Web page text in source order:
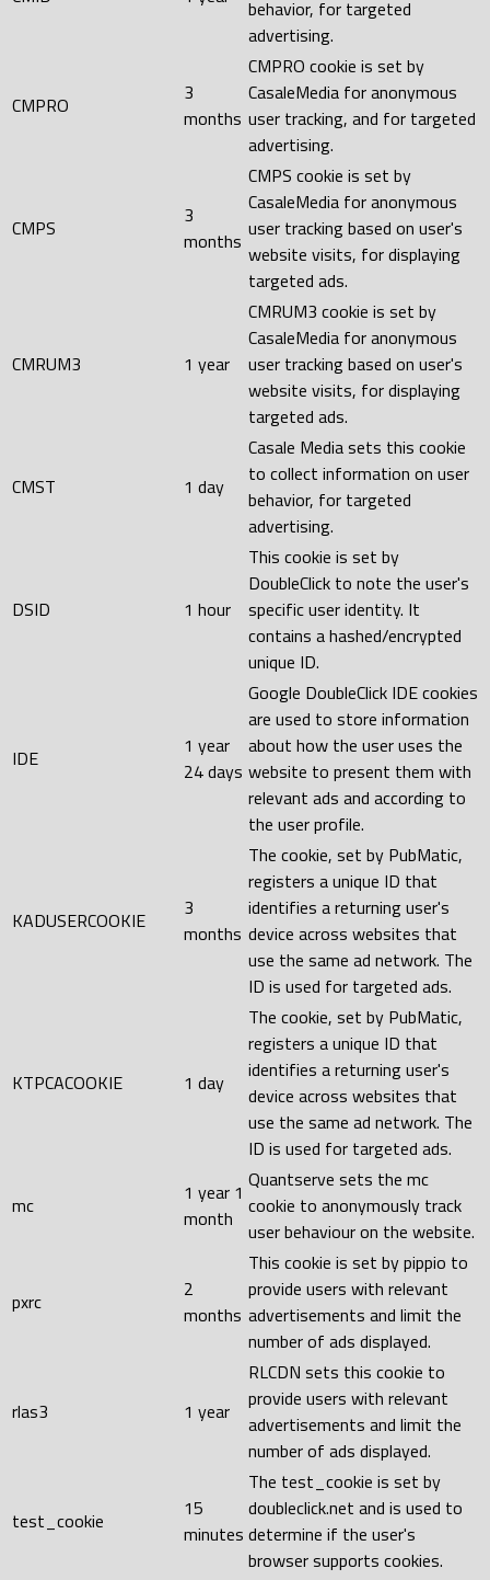
behavior, for targeted
advertising.
CMPRO
3
months
CMPRO cookie is set by
CasaleMedia for anonymous
user tracking, and for targeted
advertising.
CMPS
3
months
CMPS cookie is set by
CasaleMedia for anonymous
user tracking based on user's
website visits, for displaying
targeted ads.
CMRUM3 1 year
CMRUM3 cookie is set by
CasaleMedia for anonymous
user tracking based on user's
website visits, for displaying
targeted ads.
CMST 1 day
Casale Media sets this cookie
to collect information on user
behavior, for targeted
advertising.
DSID 1 hour
This cookie is set by
DoubleClick to note the user's
specific user identity. It
contains a hashed/encrypted
unique ID.
IDE
1 year
24 days
Google DoubleClick IDE cookies
are used to store information
about how the user uses the
website to present them with
relevant ads and according to
the user profile.
KADUSERCOOKIE
3
months
The cookie, set by PubMatic,
registers a unique ID that
identifies a returning user's
device across websites that
use the same ad network. The
ID is used for targeted ads.
KTPCACOOKIE 1 day
The cookie, set by PubMatic,
registers a unique ID that
identifies a returning user's
device across websites that
use the same ad network. The
ID is used for targeted ads.
mc
1 year 1
month
Quantserve sets the mc
cookie to anonymously track
user behaviour on the website.
pxrc
2
months
This cookie is set by pippio to
provide users with relevant
advertisements and limit the
number of ads displayed.
rlas3 1 year
RLCDN sets this cookie to
provide users with relevant
advertisements and limit the
number of ads displayed.
test_cookie
15
minutes
The test_cookie is set by
doubleclick.net and is used to
determine if the user's
browser supports cookies.